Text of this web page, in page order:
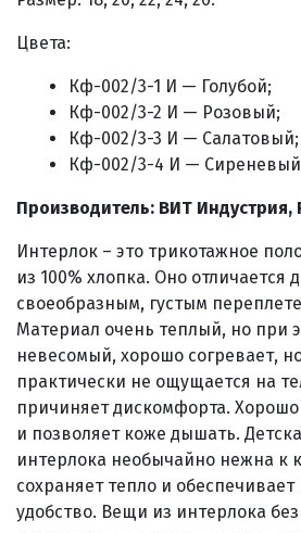
Цвета:
Кф-002/3-1 И — Голубой;
Кф-002/3-2 И — Розовый;
Кф-002/3-3 И — Салатовый;
Кф-002/3-4 И —
Производитель: ВИТ Индустрия,
Интерлок – это трикотажное
из 100% хлопка. Оно отличается
своеобразным, густым
Материал очень теплый, но при
невесомый, хорошо согревает,
практически не ощущается на
причиняет дискомфорта. Хорошо
и позволяет коже дышать.
интерлока необычайно нежна к
сохраняет тепло и
удобство. Вещи из интерлока